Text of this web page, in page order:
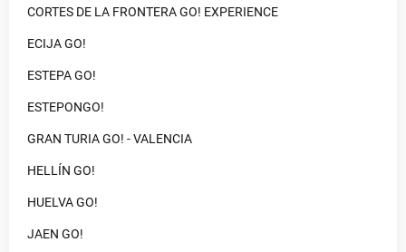
CORTES DE LA FRONTERA GO! EXPERIENCE
ECIJA GO!
ESTEPA GO!
ESTEPONGO!
GRAN TURIA GO! - VALENCIA
HELLÍN GO!
HUELVA GO!
JAEN GO!